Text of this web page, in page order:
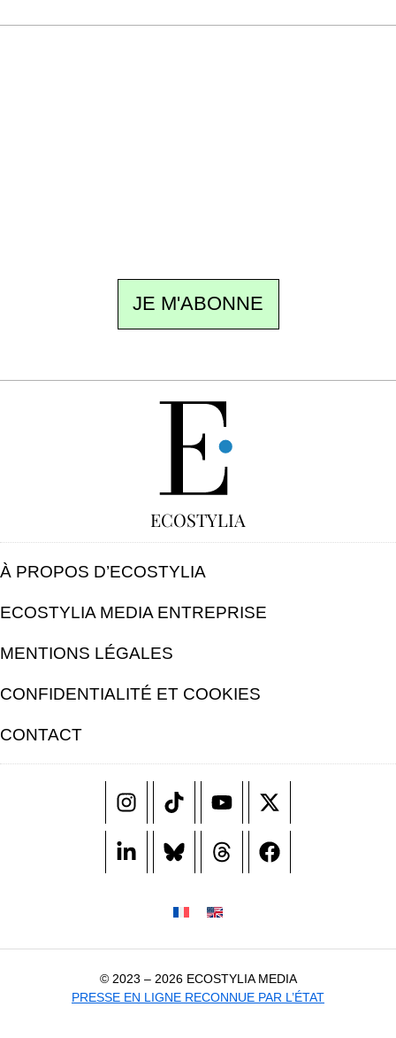
JE M'ABONNE
ECOSTYLIA
À PROPOS D’ECOSTYLIA
ECOSTYLIA MEDIA ENTREPRISE
MENTIONS LÉGALES
CONFIDENTIALITÉ ET COOKIES
CONTACT
© 2023 – 2026 ECOSTYLIA MEDIA
PRESSE EN LIGNE RECONNUE PAR L’ÉTAT